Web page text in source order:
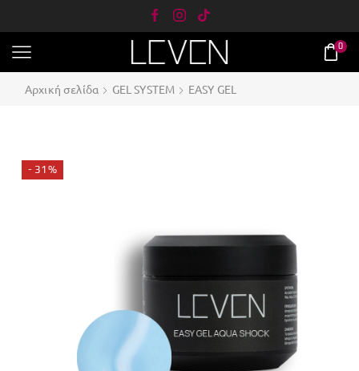
0
Αρχική σελίδα GEL SYSTEM EASY GEL
- 31%